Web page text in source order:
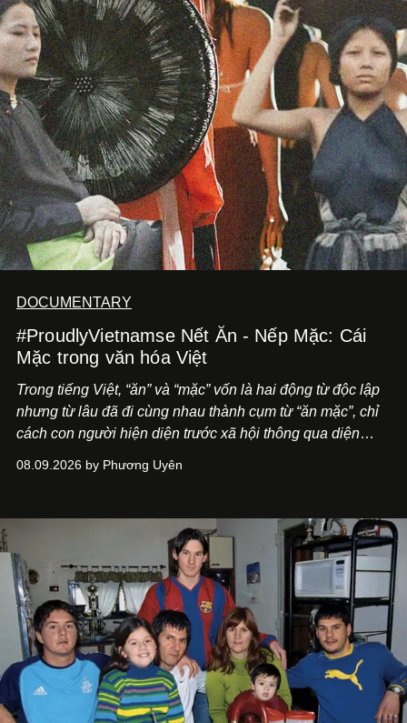
DOCUMENTARY
#ProudlyVietnamse Nết Ăn - Nếp Mặc: Cái
Mặc trong văn hóa Việt
Trong tiếng Việt, “ăn” và “mặc” vốn là hai động từ độc lập
nhưng từ lâu đã đi cùng nhau thành cụm từ “ăn mặc”, chỉ
cách con người hiện diện trước xã hội thông qua diện
“ăn mặc” đơn thuần là việc mặc quần áo, trong đời sống
quát hơn nhiều.
08.09.2026 by Phương Uyên